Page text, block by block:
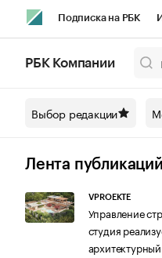
Подписка на РБК
Спецпроекты СПб
Технологии и медиа
РБК Компании
Выбор редакции
Лента публикаций
VPROEKTE
Управление
студия